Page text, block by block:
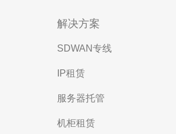
解决方案
SDWAN专线
IP租赁
服务器托管
机柜租赁